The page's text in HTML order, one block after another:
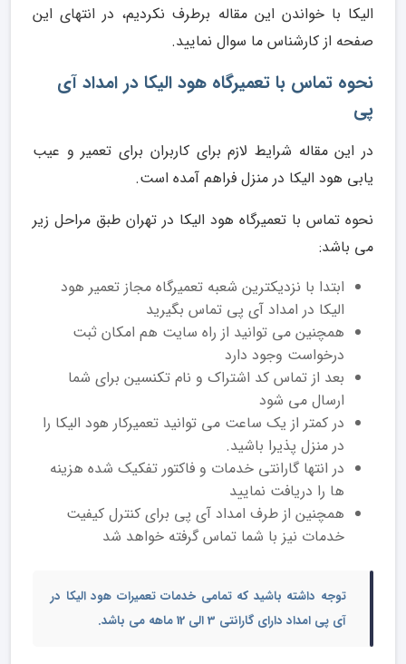
الیکا با خواندن این مقاله برطرف نکردیم، در انتهای این
صفحه از کارشناس ما سوال نمایید.
نحوه تماس با تعمیرگاه هود الیکا در امداد آی
پی
در این مقاله شرایط لازم برای کاربران برای تعمیر و عیب
یابی هود الیکا در منزل فراهم آمده است.
نحوه تماس با تعمیرگاه هود الیکا در تهران طبق مراحل زیر
می باشد:
ابتدا با نزدیکترین شعبه تعمیرگاه مجاز تعمیر هود
الیکا در امداد آی پی تماس بگیرید
همچنین می توانید از راه سایت هم امکان ثبت
درخواست وجود دارد
بعد از تماس کد اشتراک و نام تکنسین برای شما
ارسال می شود
در کمتر از یک ساعت می توانید تعمیرکار هود الیکا را
در منزل پذیرا باشید.
در انتها گارانتی خدمات و فاکتور تفکیک شده هزینه
ها را دریافت نمایید
همچنین از طرف امداد آی پی برای کنترل کیفیت
خدمات نیز با شما تماس گرفته خواهد شد
توجه داشته باشید که تمامی خدماتتعمیرات هود الیکا در
آی پی امداد دارای گارانتی 3 الی 12 ماهه می باشد.